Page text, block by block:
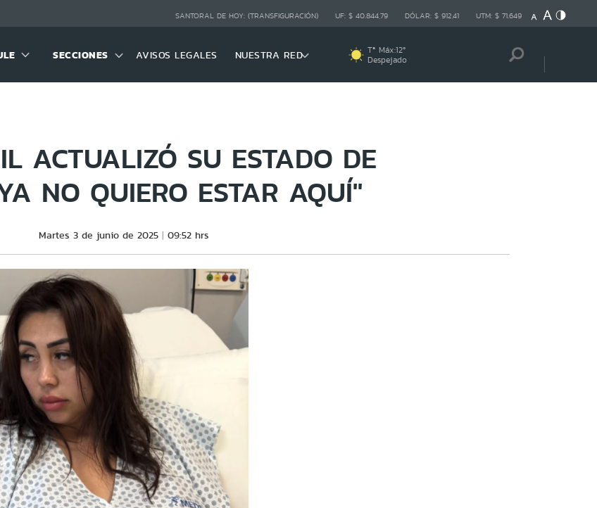
SANTORAL DE HOY: (TRANSFIGURACIÓN) UF: $ 40.844,79 DÓLAR: $ 912,41 UTM: $ 71.649
SECCIONES AVISOS LEGALES NUESTRA RED Tª Máx:12º
Despejado
ACTUALIZÓ SU ESTADO DE
NO QUIERO ESTAR AQUÍ"
Martes 3 de junio de 2025 09:52 hrs